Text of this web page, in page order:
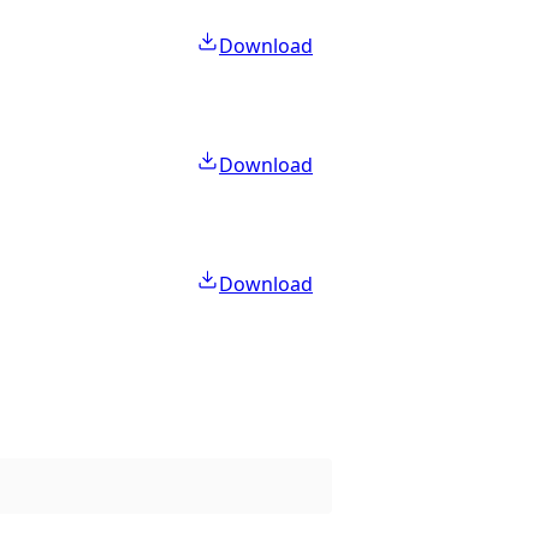
Download
Download
Download